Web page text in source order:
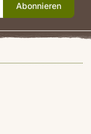
Abonnieren